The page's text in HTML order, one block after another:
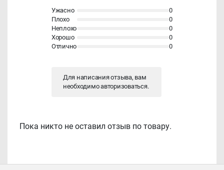
Пока никто не оставил отзыв по товару.
Ужасно
0
Плохо
0
Неплохо
0
Хорошо
0
Отлично
0
Для написания отзыва, вам
необходимоавторизоваться.